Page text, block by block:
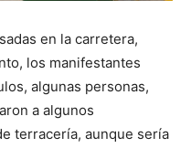
en la carretera,
los manifestantes
algunas personas,
a algunos
terracería, aunque sería